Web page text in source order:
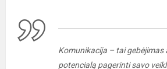
Komunikacija – tai
potencialą pagerinti savo